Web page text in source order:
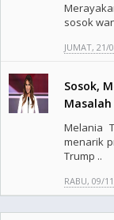
sosok
JUMAT, 21/
Sosok,
Melania
menarik
Trump ..
RABU, 09/